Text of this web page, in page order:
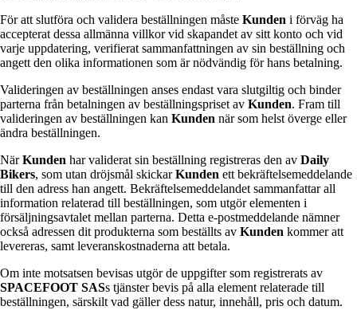
För att slutföra och validera beställningen måste Kunden i förväg ha
accepterat dessa allmänna villkor vid skapandet av sitt konto och vid
varje uppdatering, verifierat sammanfattningen av sin beställning och
angett den olika informationen som är nödvändig för hans betalning.
Valideringen av beställningen anses endast vara slutgiltig och binder
parterna från betalningen av beställningspriset av Kunden. Fram till
valideringen av beställningen kan Kunden när som helst överge eller
ändra beställningen.
NärKunden har validerat sin beställning registreras den av Daily
Bikers, som utan dröjsmål skickarKunden ett bekräftelsemeddelande
till den adress han angett. Bekräftelsemeddelandet sammanfattar all
information relaterad till beställningen, som utgör elementen i
försäljningsavtalet mellan parterna. Detta e-postmeddelande nämner
också adressen dit produkterna som beställts av Kunden kommer att
levereras, samt leveranskostnaderna att betala.
Om inte motsatsen bevisas utgör de uppgifter som registrerats av
SPACEFOOT SASs tjänster bevis på alla element relaterade till
beställningen, särskilt vad gäller dess natur, innehåll, pris och datum.